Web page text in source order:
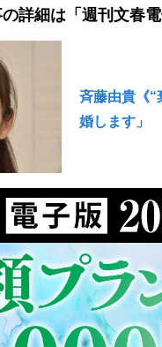
詳細は「週刊文春
斉藤由貴《“
婚します」